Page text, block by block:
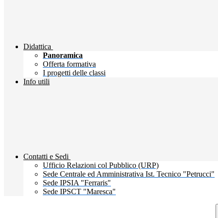
Didattica
Panoramica
Offerta formativa
I progetti delle classi
Info utili
Contatti e Sedi
Ufficio Relazioni col Pubblico (URP)
Sede Centrale ed Amministrativa Ist. Tecnico "Petrucci"
Sede IPSIA "Ferraris"
Sede IPSCT "Maresca"